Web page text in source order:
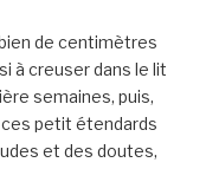
de centimètres
à creuser dans le lit
semaines, puis,
petit étendards
et des doutes,